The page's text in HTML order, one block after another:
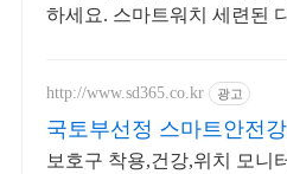
하세요. 스마트워치 세련된
http://www.sd365.co.kr 광고
국토부선정 스마트안전
업 합리적인 가격, 무료
보호구 착용,건강,위치 모니